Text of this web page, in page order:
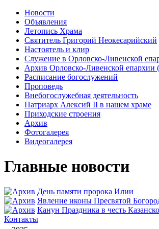
Новости
Объявления
Летопись Храма
Святитель Григорий Неокесарийский
Настоятель и клир
Служение в Орловско-Ливенской
Архив Орловско-Ливенской епархии
Расписание богослужений
Проповедь
Внебогослужебная деятельность
Патриарх Алексий II в нашем храме
Приходские строения
Архив
Фотогалерея
Видеогалерея
Главные новости
День памяти пророка Илии
Явлeние иконы Пресвятой
Канун Праздника в честь
Контакты